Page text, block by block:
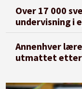
Over 17 000
undervisning i
Annenhver
utmattet etter